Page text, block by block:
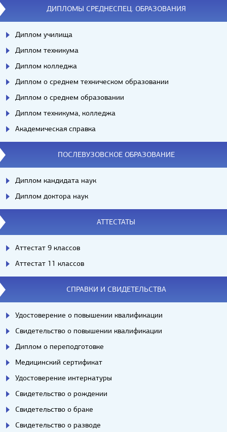
ДИПЛОМЫ СРЕДНЕСПЕЦ. ОБРАЗОВАНИЯ
Диплом училища
Диплом техникума
Диплом колледжа
Диплом о среднем техническом образовании
Диплом о среднем образовании
Диплом техникума, колледжа
Академическая справка
ПОСЛЕВУЗОВСКОЕ ОБРАЗОВАНИЕ
Диплом кандидата наук
Диплом доктора наук
АТТЕСТАТЫ
Аттестат 9 классов
Аттестат 11 классов
СПРАВКИ И СВИДЕТЕЛЬСТВА
Удостоверение о повышении квалификации
Свидетельство о повышении квалификации
Диплом о переподготовке
Медицинский сертификат
Удостоверение интернатуры
Свидетельство о рождении
Свидетельство о браке
Свидетельство о разводе